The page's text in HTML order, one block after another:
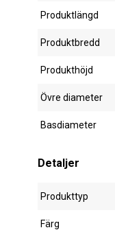
Produktlängd
Produktbredd
Produkthöjd
Övre diameter
Basdiameter
Detaljer
Produkttyp
Färg